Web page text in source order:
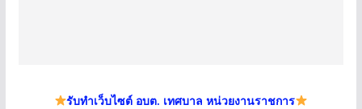
รับทำเว็บไซต์ อบต. เทศบาล หน่วยงานราชการ